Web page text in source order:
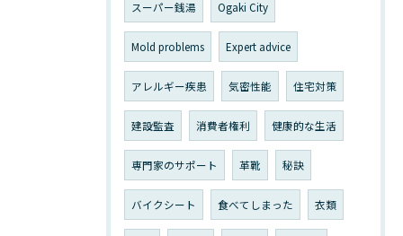
スーパー銭湯 Ogaki City
Mold problems Expert advice
アレルギー疾患 気密性能 住宅対策
建設監査 消費者権利 健康的な生活
専門家のサポート 革靴 秘訣
バイクシート 食べてしまった 衣類